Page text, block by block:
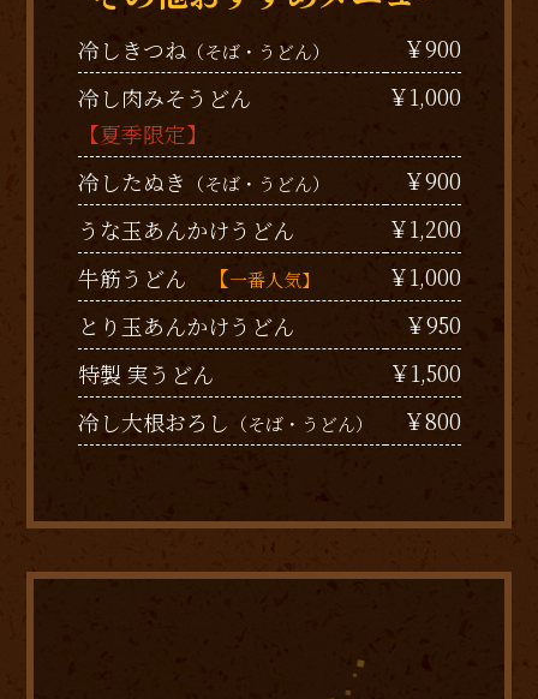
冷しきつね（そば・うどん）
￥900
冷し肉みそうどん
【夏季限定】
￥1,000
冷したぬき （そば・うどん）
￥900
うな玉あんかけうどん
￥1,200
牛筋うどん
【一番人気】
￥1,000
とり玉あんかけうどん
￥950
特製 実うどん
￥1,500
冷し大根おろし （そば・うどん） ￥800